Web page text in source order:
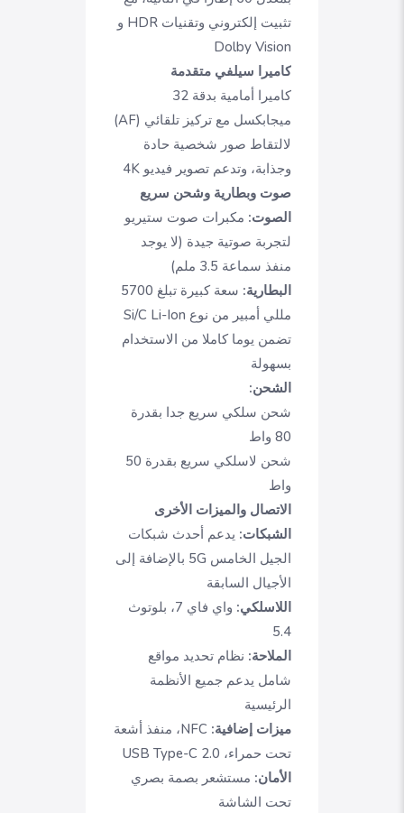
تثبيت إلكتروني وتقنيات HDR و
Dolby Vision
كاميرا سيلفي متقدمة
كاميرا أمامية بدقة 32
ميجابكسل مع تركيز تلقائي (AF)
لالتقاط صور شخصية حادة
وجذابة، وتدعم تصوير فيديو 4K
صوت وبطارية وشحن سريع
الصوت: مكبرات صوت ستيريو
لتجربة صوتية جيدة (لا يوجد
منفذ سماعة 3.5 ملم)
البطارية:
سعة كبيرة تبلغ 5700
مللي أمبير من نوع Si/C Li-Ion
تضمن يوما كاملا من الاستخدام
بسهولة
الشحن:
شحن سلكي سريع جدا بقدرة
80 واط
شحن لاسلكي سريع بقدرة 50
واط
الاتصال والميزات الأخرى
الشبكات: يدعم أحدث شبكات
الجيل الخامس 5G بالإضافة إلى
الأجيال السابقة
اللاسلكي:
واي فاي 7، بلوتوث
5.4
الملاحة: نظام تحديد مواقع
شامل يدعم جميع الأنظمة
الرئيسية
ميزات إضافية:
NFC، منفذ أشعة
تحت حمراء، USB Type-C 2.0
الأمان: مستشعر بصمة بصري
تحت الشاشة